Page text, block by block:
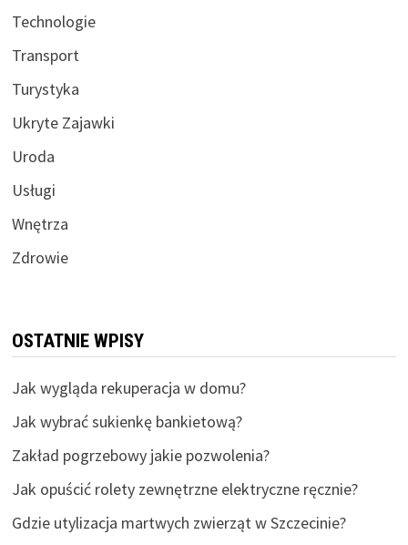
Technologie
Transport
Turystyka
Ukryte Zajawki
Uroda
Usługi
Wnętrza
Zdrowie
OSTATNIE WPISY
Jak wygląda rekuperacja w domu?
Jak wybrać sukienkę bankietową?
Zakład pogrzebowy jakie pozwolenia?
Jak opuścić rolety zewnętrzne elektryczne ręcznie?
Gdzie utylizacja martwych zwierząt w Szczecinie?